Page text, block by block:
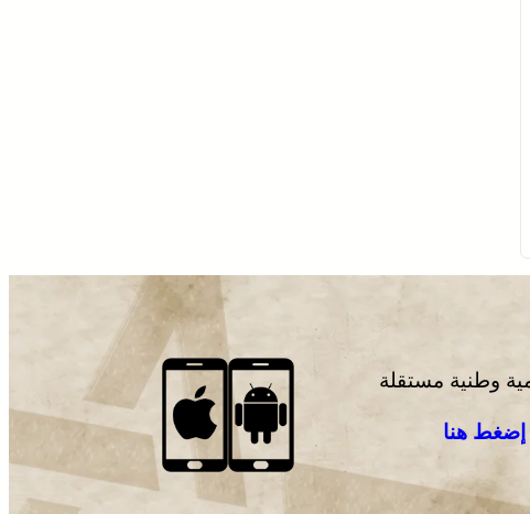
وطنية مستقلة
إضغط هنا